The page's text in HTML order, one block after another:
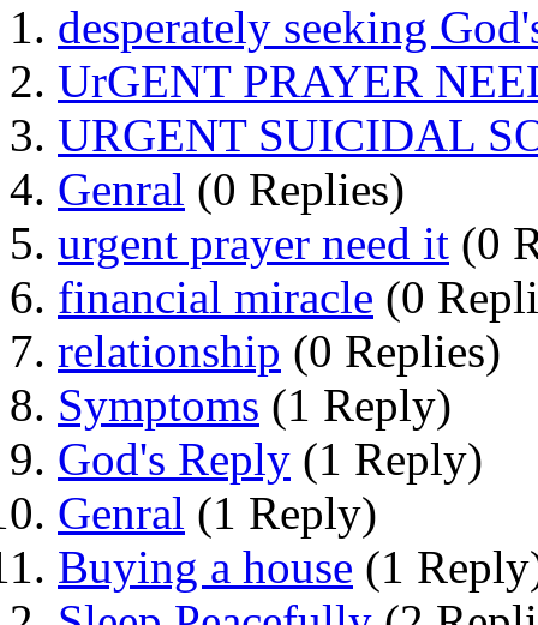
desperately seeking
UrGENT PRAYER
URGENT SUICIDAL
Genral (0 Replies)
urgent prayer need it (0
financial miracle (0
relationship (0 Replies)
Symptoms (1 Reply)
God's Reply (1 Reply)
Genral (1 Reply)
Buying a house (1